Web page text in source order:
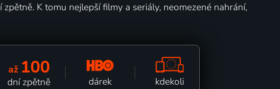
K tomu nejlepší filmy a seriály, neomezené nahrání,
až 100
dní zpětně dárek kdekoli